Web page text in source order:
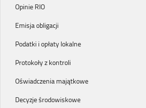
Opinie RIO
Emisja obligacji
Podatki i opłaty lokalne
Protokoły z kontroli
Oświadczenia majątkowe
Decyzje środowiskowe